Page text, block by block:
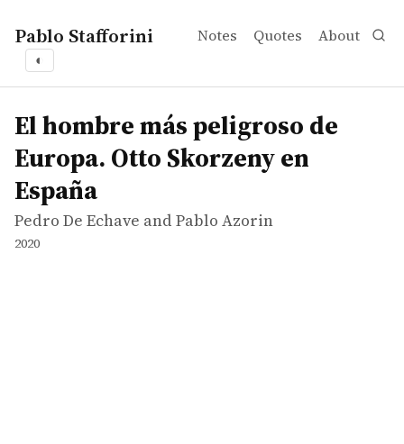
Pablo Stafforini Notes Quotes About
◐
works
Pedro De Echave and Pablo Azorin
El hombre más peligroso de Europa. Otto Skorzeny en
movie
El hombre más peligroso de
Europa. Otto Skorzeny en
España
Pedro De Echave and Pablo Azorin
2020